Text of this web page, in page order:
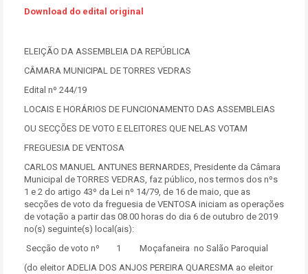
Download do edital original
ELEIÇÃO DA ASSEMBLEIA DA REPÚBLICA
CÂMARA MUNICIPAL DE TORRES VEDRAS
Edital nº 244/19
LOCAIS E HORÁRIOS DE FUNCIONAMENTO DAS ASSEMBLEIAS
OU SECÇÕES DE VOTO E ELEITORES QUE NELAS VOTAM
FREGUESIA DE VENTOSA
CARLOS MANUEL ANTUNES BERNARDES, Presidente da Câmara
Municipal de TORRES VEDRAS, faz público, nos termos dos nºs
1 e 2 do artigo 43º da Lei nº 14/79, de 16 de maio, que as
secções de voto da freguesia de VENTOSA iniciam as operações
de votação a partir das 08.00 horas do dia 6 de outubro de 2019
no(s) seguinte(s) local(ais):
Secção de voto nº 1 Moçafaneira no Salão Paroquial
(do eleitor ADELIA DOS ANJOS PEREIRA QUARESMA ao eleitor